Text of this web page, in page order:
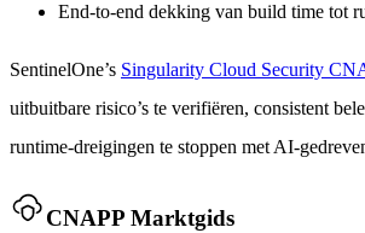
End-to-end dekking van build time tot
SentinelOne’s Singularity Cloud Security
uitbuitbare risico’s te verifiëren, consistent
runtime-dreigingen te stoppen met AI-
CNAPP Marktgids